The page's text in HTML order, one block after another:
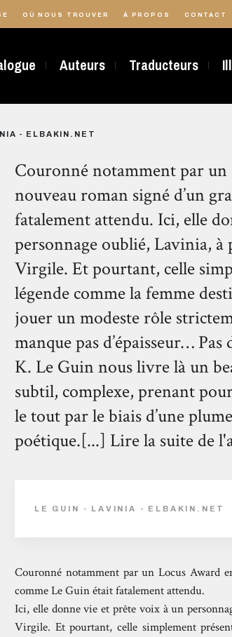
OÙ NOUS TROUVER À PROPOS CONTACT
Auteurs Traducteurs
- ELBAKIN.NET
Couronné notamment par un
nouveau roman signé d’un
fatalement attendu. Ici, elle
personnage oublié, Lavinia, à
Virgile. Et pourtant, celle
légende comme la femme
jouer un modeste rôle
manque pas d’épaisseur…
K. Le Guin nous livre là un
subtil, complexe, prenant
le tout par le biais d’une
poétique.[...] Lire la suite de
LE GUIN - LAVINIA - ELBAKIN.NET
Couronné notamment par un Locus Award
comme Le Guin était fatalement attendu.
Ici, elle donne vie et prête voix à un
Virgile. Et pourtant, celle simplement